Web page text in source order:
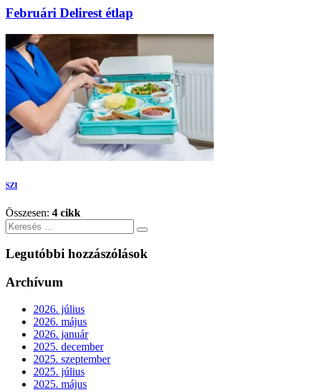
Februári Delirest étlap
SZI
Összesen: 4 cikk
Keresés
Legutóbbi hozzászólások
Archívum
2026. július
2026. május
2026. január
2025. december
2025. szeptember
2025. július
2025. május